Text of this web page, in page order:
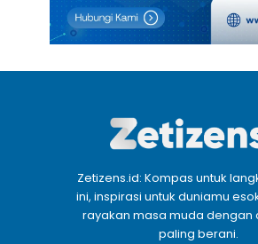
Zetizens.id: Kompas untuk
ini, inspirasi untuk duniamu
rayakan masa muda dengan
paling berani.